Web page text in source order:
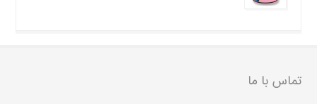
تماس با ما